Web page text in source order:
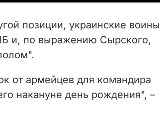
i
e
o
позиции, украинские воины
и, по выражению Сырского,
от армейцев для командира
накануне день рождения", –